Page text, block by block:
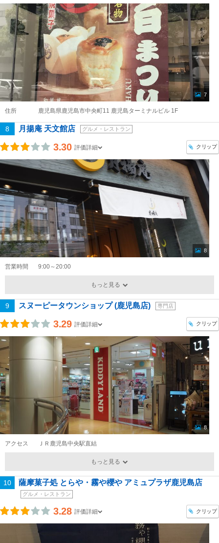
7
住所 鹿児島県鹿児島市中央町11 鹿児島ターミナルビル 1F
8 月揚庵 天文館店 グルメ・レストラン
3.30 評価詳細 クリップ
8
営業時間 9:00～20:00
もっと見る
9 スヌーピータウンショップ (鹿児島店) 専門店
3.29 評価詳細 クリップ
8
アクセス ＪＲ鹿児島中央駅直結
もっと見る
10 薩摩菓子処 とらや・霧や櫻や アミュプラザ鹿児島店
グルメ・レストラン
3.28 評価詳細 クリップ